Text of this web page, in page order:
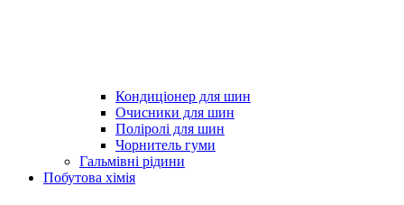
Кондиціонер для шин
Очисники для шин
Поліролі для шин
Чорнитель гуми
Гальмівні рідини
Побутова хімія